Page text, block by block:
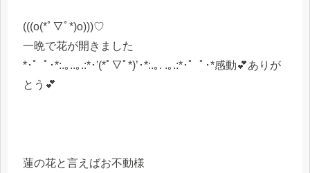
(((o(*ﾟ▽ﾟ*)o)))♡
一晩で花が開きました
*･゜ﾟ･*:.｡..｡.:*･'(*ﾟ▽ﾟ*)’･*:.｡. .｡.:*･゜ﾟ･*感動💕ありが
とう💕
蓮の花と言えばお不動様